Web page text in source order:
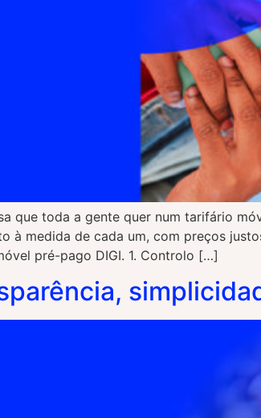
que toda a gente quer num tarifário
à medida de cada um, com preços
pré-pago DIGI. 1. Controlo […]